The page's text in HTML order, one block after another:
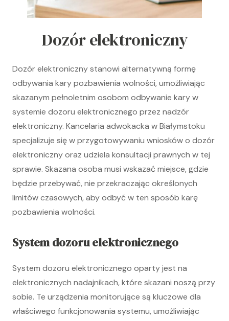
Dozór elektroniczny
Dozór elektroniczny stanowi alternatywną formę
odbywania kary pozbawienia wolności, umożliwiając
skazanym pełnoletnim osobom odbywanie kary w
systemie dozoru elektronicznego przez nadzór
elektroniczny. Kancelaria adwokacka w Białymstoku
specjalizuje się w przygotowywaniu wniosków o dozór
elektroniczny oraz udziela konsultacji prawnych w tej
sprawie. Skazana osoba musi wskazać miejsce, gdzie
będzie przebywać, nie przekraczając określonych
limitów czasowych, aby odbyć w ten sposób karę
pozbawienia wolności.
System dozoru elektronicznego
System dozoru elektronicznego oparty jest na
elektronicznych nadajnikach, które skazani noszą przy
sobie. Te urządzenia monitorujące są kluczowe dla
właściwego funkcjonowania systemu, umożliwiając